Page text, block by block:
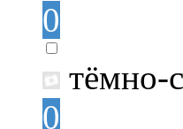
0
тёмно-
0